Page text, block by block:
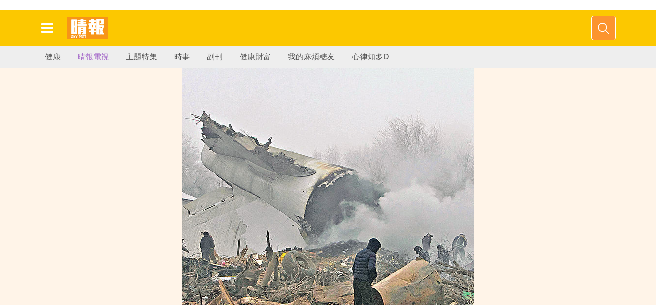
健康 晴報電視 主題特集 時事 副刊 健康財富 我的麻煩糖友 心律知多D